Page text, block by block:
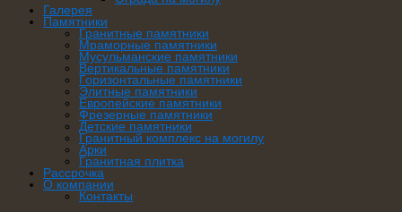
Галерея
Памятники
Гранитные памятники
Мраморные памятники
Мусульманские памятники
Вертикальные памятники
Горизонтальные памятники
Элитные памятники
Европейские памятники
Фрезерные памятники
Детские памятники
Гранитный комплекс на могилу
Арки
Гранитная плитка
Рассрочка
О компании
Контакты